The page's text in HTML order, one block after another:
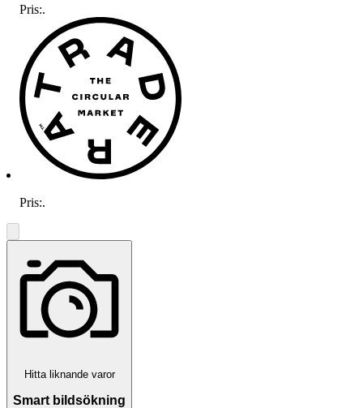
Pris:.
Pris:.
Hitta liknande varor
Smart bildsökning